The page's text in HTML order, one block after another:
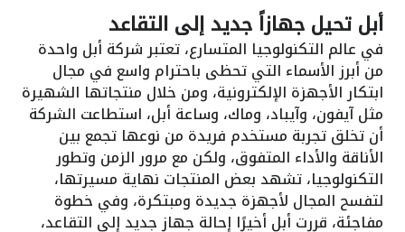
أبل تحيل جهازاً جديد إلى التقاعد
في عالم التكنولوجيا المتسارع، تعتبر شركة أبل واحدة
من أبرز الأسماء التي تحظى باحترام واسع في مجال
ابتكار الأجهزة الإلكترونية، ومن خلال منتجاتها الشهيرة
مثل آيفون، وآيباد، وماك، وساعة أبل، استطاعت الشركة
أن تخلق تجربة مستخدم فريدة من نوعها تجمع بين
الأناقة والأداء المتفوق، ولكن مع مرور الزمن وتطور
التكنولوجيا، تشهد بعض المنتجات نهاية مسيرتها،
لتفسح المجال لأجهزة جديدة ومبتكرة، وفي خطوة
مفاجئة، قررت أبل أخيرًا إحالة جهاز جديد إلى التقاعد،